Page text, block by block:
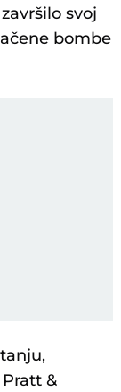
svoj
bombe
&